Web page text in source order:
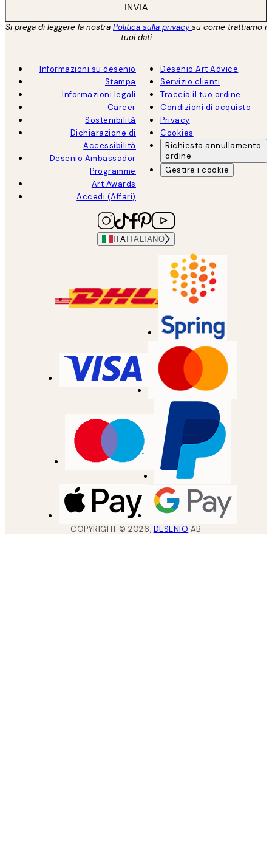
INVIA
Si prega di leggere la nostra Politica sulla privacysu come trattiamo i
tuoi dati
Informazioni su desenio
Stampa
Informazioni legali
Career
Sostenibilità
Dichiarazione di
Accessibilità
Desenio Ambassador
Programme
Art Awards
Accedi (Affari)
Desenio Art Advice
Servizio clienti
Traccia il tuo ordine
Condizioni di acquisto
Privacy
Cookies
Richiesta annullamento
ordine
Gestire i cookie
ITAITALIANO
COPYRIGHT ©2026, DESENIO AB